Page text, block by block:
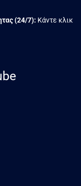
(24/7): Κάντε κλικ